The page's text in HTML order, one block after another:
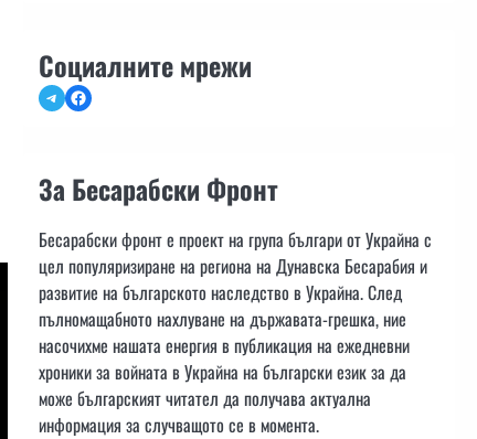
Социалните мрежи
TelegramFacebook
За Бесарабски Фронт
Бесарабски фронт е проект на група българи от Украйна с
цел популяризиране на региона на Дунавска Бесарабия и
развитие на българското наследство в Украйна. След
пълномащабното нахлуване на държавата-грешка, ние
насочихме нашата енергия в публикация на ежедневни
хроники за войната в Украйна на български език за да
може българският читател да получава актуална
информация за случващото се в момента.